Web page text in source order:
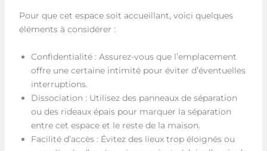
Pour que cet espace soit accueillant, voici quelques
éléments à considérer :
Confidentialité : Assurez-vous que l’emplacement
offre une certaine intimité pour éviter d’éventuelles
interruptions.
Dissociation : Utilisez des panneaux de séparation
ou des rideaux épais pour marquer la séparation
entre cet espace et le reste de la maison.
Facilité d’accès : Évitez des lieux trop éloignés ou